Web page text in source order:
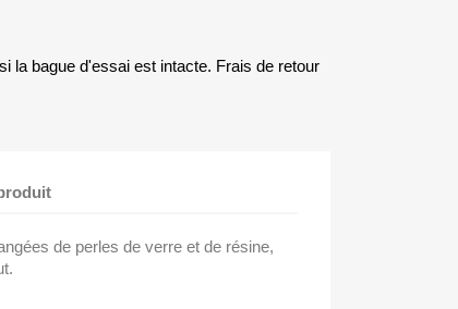
la bague d'essai est intacte. Frais de retour
de perles de verre et de résine,